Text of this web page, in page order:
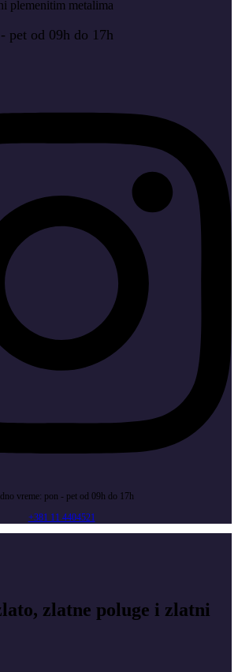
plemenitim metalima
pet od 09h do 17h
vreme: pon - pet od 09h do 17h
+381 11 4404521
zlatne poluge i zlatni